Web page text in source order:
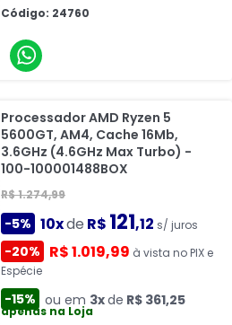
Código: 24760
Processador AMD Ryzen 5
5600GT, AM4, Cache 16Mb,
3.6GHz (4.6GHz Max Turbo) -
100-100001488BOX
R$ 1.274,99
-5% 10xde R$ 121,12 s/ juros
-20% R$ 1.019,99 à vista no PIX e
Espécie
-15% ou em 3xde R$ 361,25
apenas na Loja